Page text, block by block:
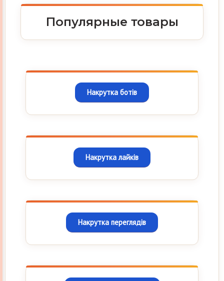
Популярные товары
Накрутка ботів
Накрутка лайків
Накрутка переглядів